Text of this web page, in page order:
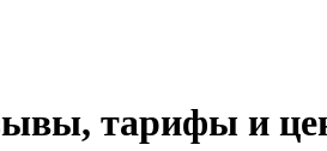
тарифы и